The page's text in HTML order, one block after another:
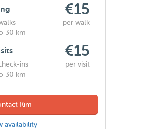
€15
per walk
30 km
€15
ins
per visit
30 km
Kim
availability